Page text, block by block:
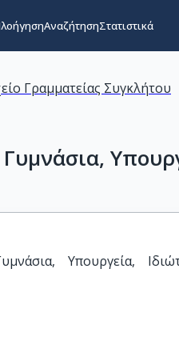
ΑναζήτησηΣτατιστικά
Γραμματείας Συγκλήτου
Υπουργεία,